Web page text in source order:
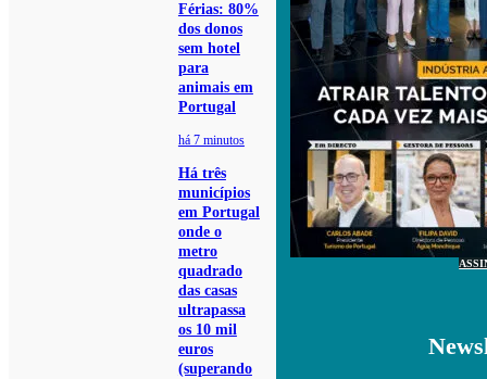
Férias: 80%
dos donos
sem hotel
para
animais em
Portugal
há 7 minutos
Há três
municípios
em Portugal
onde o
metro
quadrado
das casas
ultrapassa
os 10 mil
euros
(superando